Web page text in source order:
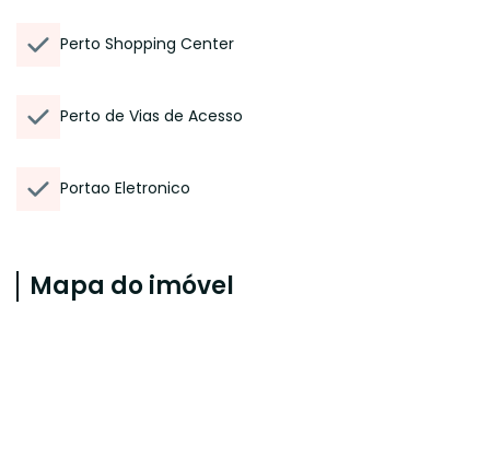
Perto Shopping Center
Perto de Vias de Acesso
Portao Eletronico
Mapa do imóvel